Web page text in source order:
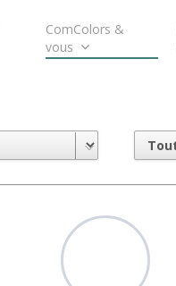
ComColors &
vous